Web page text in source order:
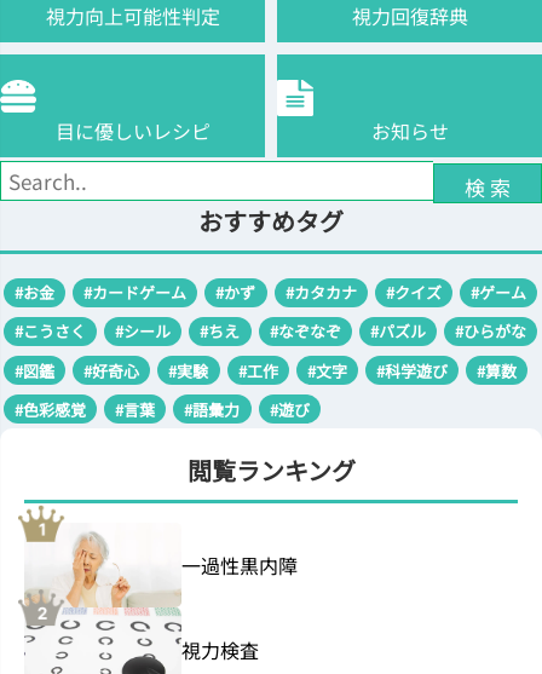
視力向上可能性判定 視力回復辞典
目に優しいレシピ お知らせ
検 索
おすすめタグ
#お金 #カードゲーム #かず #カタカナ #クイズ
#ゲーム
#こうさく
#シール #ちえ #なぞなぞ #パズル
#ひらがな
#図鑑
#好奇心 #実験 #工作 #文字 #科学遊び
#算数
#色彩感覚
#言葉 #語彙力 #遊び
閲覧ランキング
一過性黒内障
視力検査